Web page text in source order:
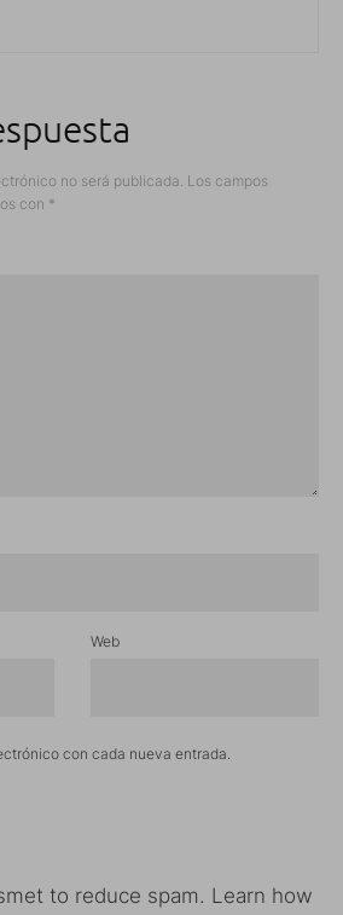
no será publicada. Los campos
con *
Web
con cada nueva entrada.
to reduce spam. Learn how